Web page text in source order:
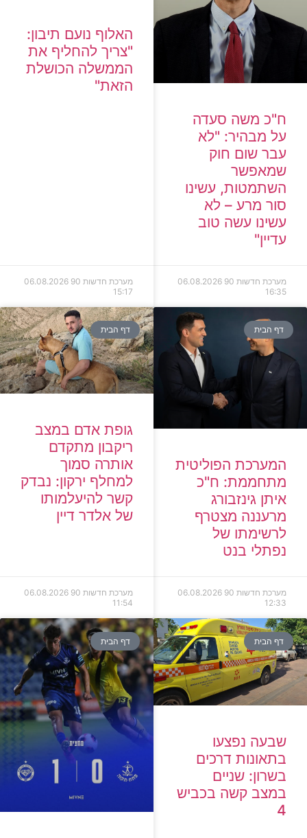
ח"כ משה סעדה
על מבהיר: "לא
עבר שום חוק
שמאפשר
השתמטות, עשינו
סור מרע – לא
עשינו עשה טוב
עדיין"
מערכת חדשות 90
06.08.2026
16:35
האלוף נועם תיבון:
"צריך להחליף את
הממשלה הכושלת
הזאת"
מערכת חדשות 90
06.08.2026
15:17
דף הבית
המערכת הפוליטית
מתחממת: ח"כ
איתן גינזבורג
מרעננה מצטרף
לרשימתו של
נפתלי בנט
מערכת חדשות 90
06.08.2026
12:33
דף הבית
גופת אדם במצב
ריקבון מתקדם
אותרה סמוך
למחלף ירקון: נבדק
קשר להיעלמותו
של אלדר דיין
מערכת חדשות 90
06.08.2026
11:54
דף הבית
שבעה נפצעו
בתאונות דרכים
בשרון: שניים
במצב קשה בכביש
4
דף הבית